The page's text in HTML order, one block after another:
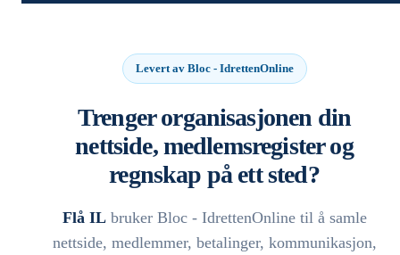
Levert av Bloc - IdrettenOnline
Trenger organisasjonen din
nettside, medlemsregister og
regnskap på ett sted?
Flå ILbruker Bloc - IdrettenOnline til å samle
nettside, medlemmer, betalinger, kommunikasjon,